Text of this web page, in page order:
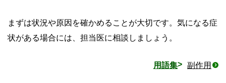
まずは状況や原因を確かめることが大切です。気になる症
状がある場合には、担当医に相談しましょう。
用語集 副作用